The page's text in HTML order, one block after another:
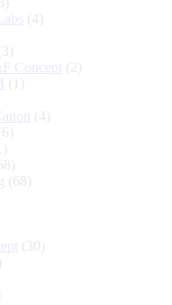
(4)
Concept (2)
(1)
(4)
(68)
(30)